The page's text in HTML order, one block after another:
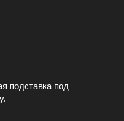
подставка под